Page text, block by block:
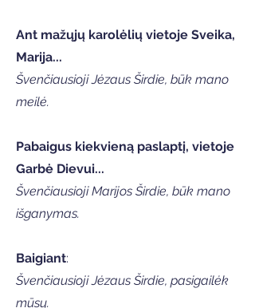
Ant mažųjų karolėlių vietoje Sveika,
Marija...
Švenčiausioji Jėzaus Širdie, būk mano
meilė.
Pabaigus kiekvieną paslaptį, vietoje
Garbė Dievui...
Švenčiausioji Marijos Širdie, būk mano
išganymas.
Baigiant:
Švenčiausioji Jėzaus Širdie, pasigailėk
mūsų.